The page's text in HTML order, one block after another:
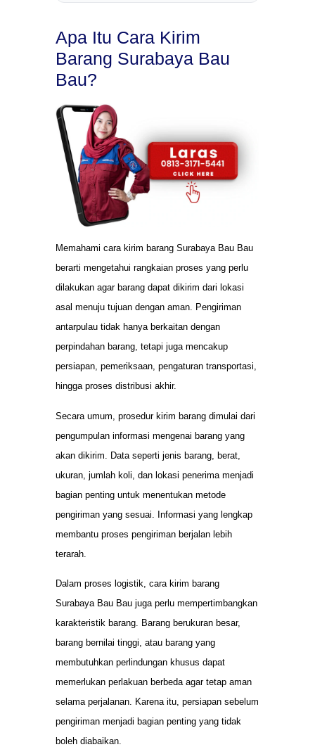
Apa Itu Cara Kirim
Barang Surabaya Bau
Bau?
Memahami cara kirim barang Surabaya Bau Bau
berarti mengetahui rangkaian proses yang perlu
dilakukan agar barang dapat dikirim dari lokasi
asal menuju tujuan dengan aman. Pengiriman
antarpulau tidak hanya berkaitan dengan
perpindahan barang, tetapi juga mencakup
persiapan, pemeriksaan, pengaturan transportasi,
hingga proses distribusi akhir.
Secara umum, prosedur kirim barang dimulai dari
pengumpulan informasi mengenai barang yang
akan dikirim. Data seperti jenis barang, berat,
ukuran, jumlah koli, dan lokasi penerima menjadi
bagian penting untuk menentukan metode
pengiriman yang sesuai. Informasi yang lengkap
membantu proses pengiriman berjalan lebih
terarah.
Dalam proses logistik, cara kirim barang
Surabaya Bau Bau juga perlu mempertimbangkan
karakteristik barang. Barang berukuran besar,
barang bernilai tinggi, atau barang yang
membutuhkan perlindungan khusus dapat
memerlukan perlakuan berbeda agar tetap aman
selama perjalanan. Karena itu, persiapan sebelum
pengiriman menjadi bagian penting yang tidak
boleh diabaikan.